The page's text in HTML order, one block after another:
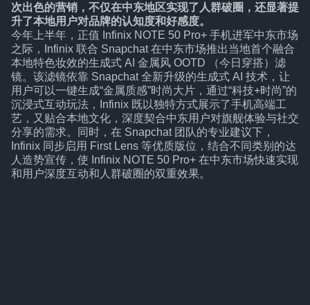
次出色的营销，不仅在中东地区实现了人群破圈，还显著提
升了本地用户对品牌的认知度和好感度。
今年上半年，正值 Infinix NOTE 50 Pro+ 手机进军中东市场
之际，Infinix 联合 Snapchat 在中东市场推出当地首个融合
本地特色妆效的生成式 AI 金属风 OOTD （今日穿搭）滤
镜。该滤镜依靠 Snapchat 全新升级的生成式 AI 技术，让
用户可以一键生成“金属质感”时尚大片，通过“科技+时尚”的
沉浸式互动玩法，Infinix 既以独特方式展示了手机高端工
艺，又贴合本地文化，深度契合中东用户对旗舰体验与社交
分享的需求。同时，在 Snapchat 团队的专业建议下，
Infinix 同步启用 First Lens 等优质版位，结合不同类别的达
人造势宣传，使 Infinix NOTE 50 Pro+ 在中东市场快速实现
和用户深度互动和人群破圈的双重效果。